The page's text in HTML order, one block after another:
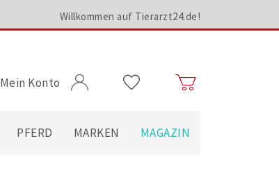
Willkommen auf Tierarzt24.de!
Mein Konto
PFERD MARKEN MAGAZIN